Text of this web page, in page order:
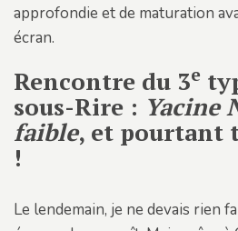
approfondie et de maturation
écran.
Rencontre du 3e
sous-Rire : Yacine
faible, et pourtant
!
Le lendemain, je ne devais rien